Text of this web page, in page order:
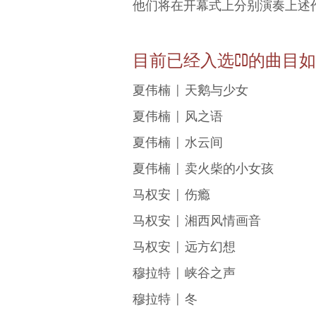
他们将在开幕式上分别演奏上述
目前已经入选CD的曲目如
夏伟楠 | 天鹅与少女
夏伟楠 | 风之语
夏伟楠 | 水云间
夏伟楠 | 卖火柴的小女孩
马权安 | 伤瘾
马权安 | 湘西风情画音
马权安 | 远方幻想
穆拉特 | 峡谷之声
穆拉特 | 冬